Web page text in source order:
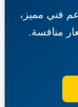
مميز،